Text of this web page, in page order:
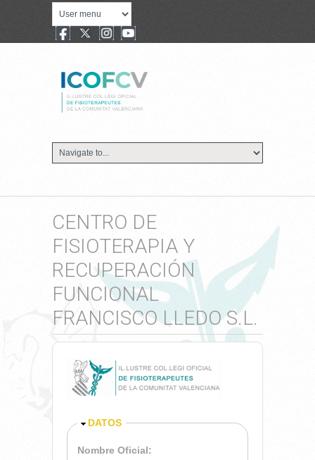
CENTRO DE
FISIOTERAPIA Y
RECUPERACIÓN
FUNCIONAL
FRANCISCO LLEDO S.L.
OCULTAR
DATOS
Nombre Oficial: